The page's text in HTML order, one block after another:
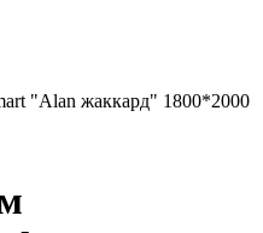
"Alan жаккард" 1800*2000